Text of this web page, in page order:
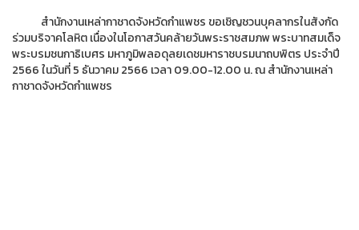
สำนักงานเหล่ากาชาดจังหวัดกำแพชร ขอเชิญชวนบุคลากรในสังกัด
ร่วมบริจาคโลหิต เนื่องในโอกาสวันคล้ายวันพระราชสมภพ พระบาทสมเด็จ
พระบรมชนกาธิเบศร มหาภูมิพลอดุลยเดชมหาราชบรมนาถบพิตร ประจำปี
2566 ในวันที่ 5 ธันวาคม 2566 เวลา 09.00-12.00 น. ณ สำนักงานเหล่า
กาชาดจังหวัดกำแพชร